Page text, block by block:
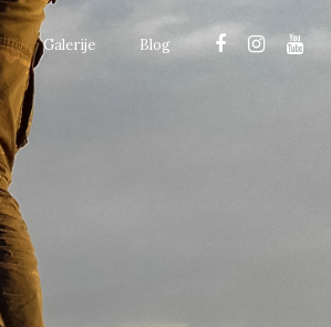
Galerije Blog